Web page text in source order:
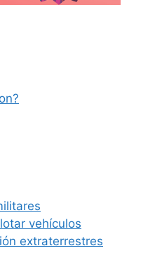
vehículos
extraterrestres